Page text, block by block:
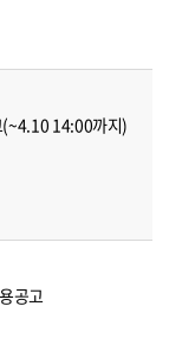
(~4.10 14:00까지)
공고